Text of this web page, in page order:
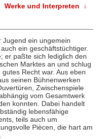
Werke und Interpreten ↓
Jugend ein ungemein
ein geschäftstüchtiger.
er paßte sich lediglich den
Marktes an und schlug
Recht war. Aus eben
seinen Bühnenwerken
Zwischenspiele
vom Gesamtwerk
konnten. Dabei handelt
lebensfähige
teils auch um
Piècen, die hart am